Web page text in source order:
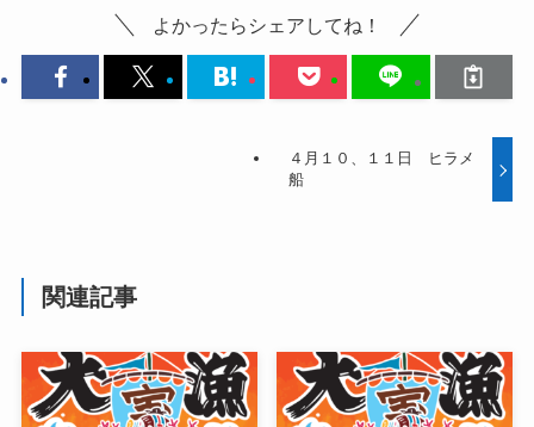
よかったらシェアしてね！
４月１０、１１日 ヒラメ
船
関連記事